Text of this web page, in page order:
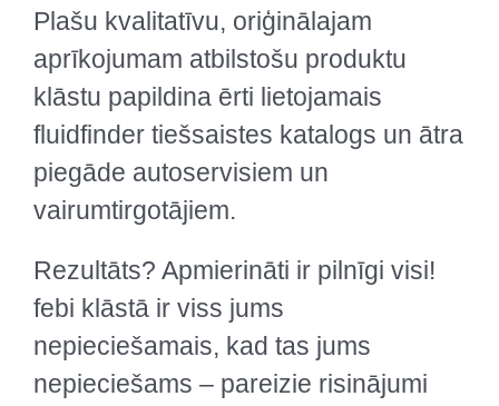
Plašu kvalitatīvu, oriģinālajam
aprīkojumam atbilstošu produktu
klāstu papildina ērti lietojamais
fluidfinder tiešsaistes katalogs un ātra
piegāde autoservisiem un
vairumtirgotājiem.
Rezultāts? Apmierināti ir pilnīgi visi!
febi klāstā ir viss jums
nepieciešamais, kad tas jums
nepieciešams – pareizie risinājumi